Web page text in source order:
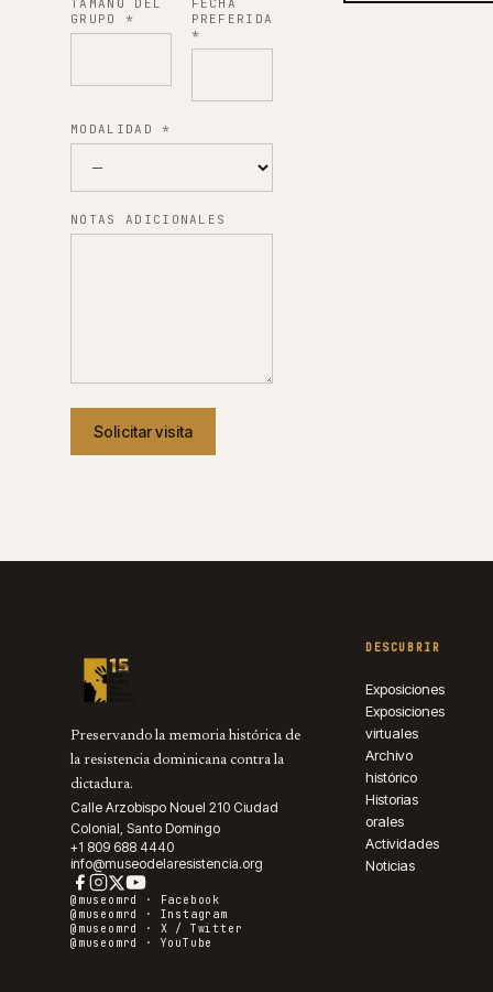
TAMAÑO DEL
GRUPO
*
FECHA
PREFERIDA
*
MODALIDAD *
NOTAS ADICIONALES
Solicitar visita
Preservando la memoria histórica de
la resistencia dominicana contra la
dictadura.
Calle Arzobispo Nouel 210 Ciudad
Colonial, Santo Domingo
+1 809 688 4440
info@museodelaresistencia.org
@museomrd ·
Facebook
@museomrd · Instagram
@museomrd · X / Twitter
@museomrd · YouTube
DESCUBRIR
Exposiciones
Exposiciones
virtuales
Archivo
histórico
Historias
orales
Actividades
Noticias